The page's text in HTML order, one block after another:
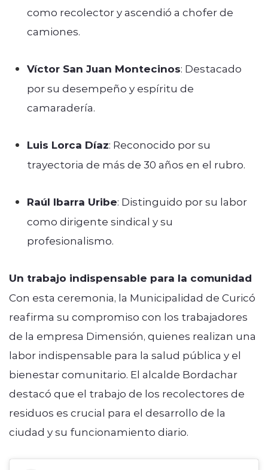
como recolector y ascendió a chofer de
camiones.
Víctor San Juan Montecinos: Destacado
por su desempeño y espíritu de
camaradería.
Luis Lorca Díaz: Reconocido por su
trayectoria de más de 30 años en el rubro.
Raúl Ibarra Uribe: Distinguido por su labor
como dirigente sindical y su
profesionalismo.
Un trabajo indispensable para la comunidad
Con esta ceremonia, la Municipalidad de Curicó
reafirma su compromiso con los trabajadores
de la empresa Dimensión, quienes realizan una
labor indispensable para la salud pública y el
bienestar comunitario. El alcalde Bordachar
destacó que el trabajo de los recolectores de
residuos es crucial para el desarrollo de la
ciudad y su funcionamiento diario.